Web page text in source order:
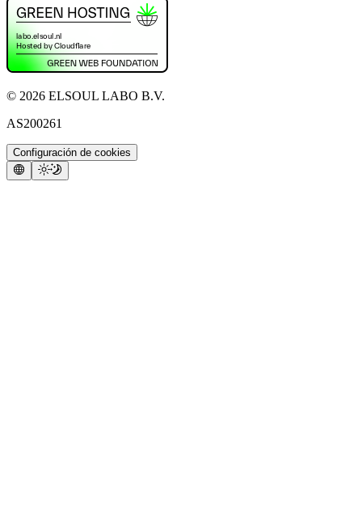
© 2026 ELSOUL LABO B.V.
AS200261
Configuración de cookies